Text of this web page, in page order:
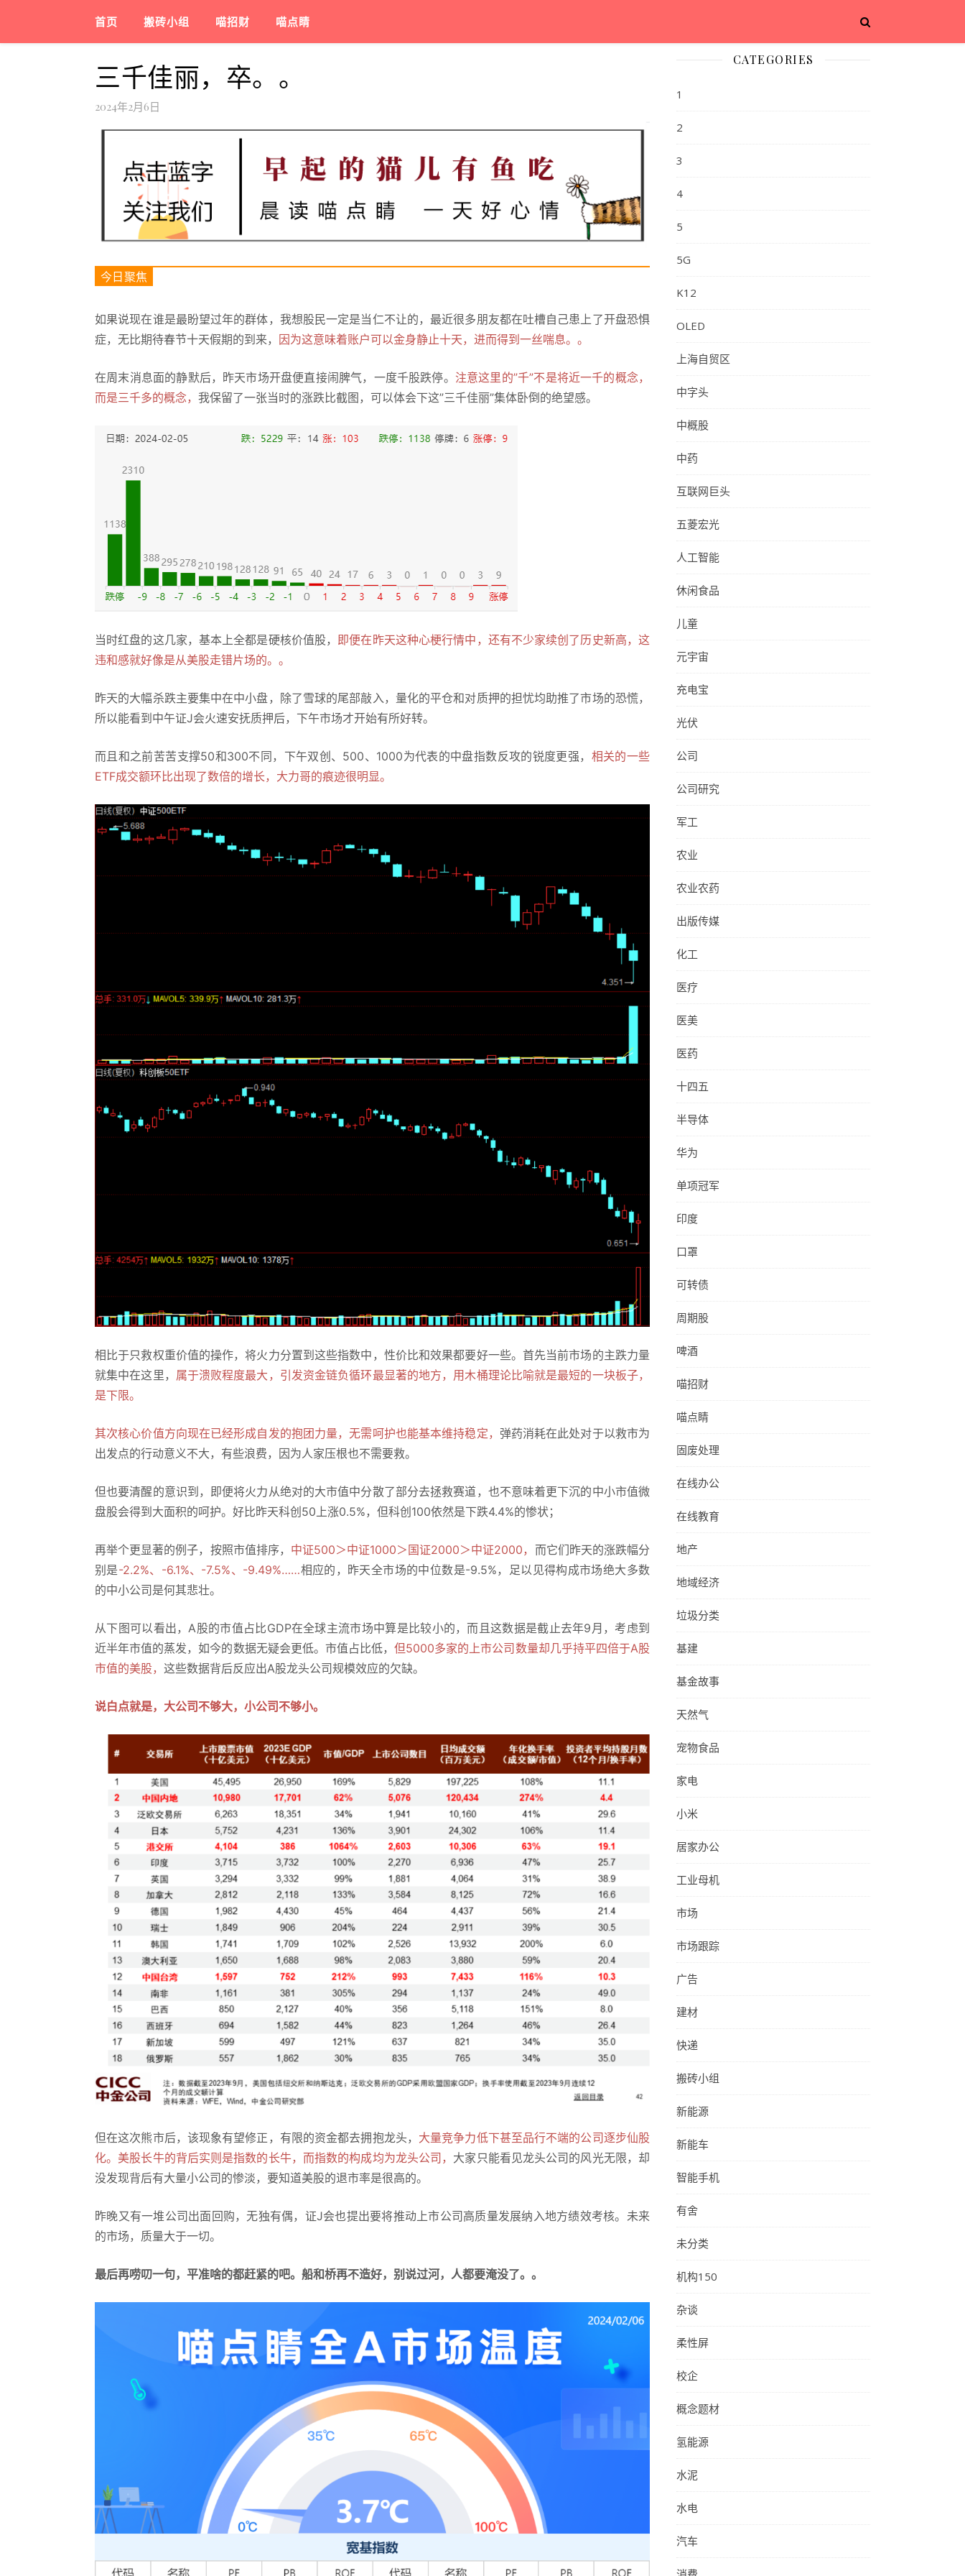
首页 搬砖小组 喵招财 喵点睛
三千佳丽，卒。。
2024年2月6日
今日聚焦
如果说现在谁是最盼望过年的群体，我想股民一定是当仁不让的，最近很多朋友都在吐槽自己患上了开盘恐惧
症，无比期待春节十天假期的到来， 因为这意味着账户可以金身静止十天，进而得到一丝喘息。。
在周末消息面的静默后，昨天市场开盘便直接闹脾气，一度千股跌停。 注意这里的”千”不是将近一千的概念，
而是三千多的概念， 我保留了一张当时的涨跌比截图，可以体会下这”三千佳丽”集体卧倒的绝望感。
当时红盘的这几家，基本上全都是硬核价值股， 即便在昨天这种心梗行情中，还有不少家续创了历史新高，这
违和感就好像是从美股走错片场的。。
昨天的大幅杀跌主要集中在中小盘，除了雪球的尾部敲入，量化的平仓和对质押的担忧均助推了市场的恐慌，
所以能看到中午证J会火速安抚质押后，下午市场才开始有所好转。
而且和之前苦苦支撑50和300不同，下午双创、500、1000为代表的中盘指数反攻的锐度更强， 相关的一些
ETF成交额环比出现了数倍的增长，大力哥的痕迹很明显。
相比于只救权重价值的操作，将火力分置到这些指数中，性价比和效果都要好一些。首先当前市场的主跌力量
就集中在这里， 属于溃败程度最大，引发资金链负循环最显著的地方，用木桶理论比喻就是最短的一块板子，
是下限。
其次核心价值方向现在已经形成自发的抱团力量，无需呵护也能基本维持稳定， 弹药消耗在此处对于以救市为
出发点的行动意义不大，有些浪费，因为人家压根也不需要救。
但也要清醒的意识到，即便将火力从绝对的大市值中分散了部分去拯救赛道，也不意味着更下沉的中小市值微
盘股会得到大面积的呵护。好比昨天科创50上涨0.5%，但科创100依然是下跌4.4%的惨状；
再举个更显著的例子，按照市值排序， 中证500＞中证1000＞国证2000＞中证2000， 而它们昨天的涨跌幅分
别是-2.2%、-6.1%、-7.5%、-9.49%……相应的，昨天全市场的中位数是-9.5%，足以见得构成市场绝大多数
的中小公司是何其悲壮。
从下图可以看出，A股的市值占比GDP在全球主流市场中算是比较小的，而且这数据是截止去年9月，考虑到
近半年市值的蒸发，如今的数据无疑会更低。市值占比低，但5000多家的上市公司数量却几乎持平四倍于A股
市值的美股， 这些数据背后反应出A股龙头公司规模效应的欠缺。
说白点就是，大公司不够大，小公司不够小。
但在这次熊市后，该现象有望修正，有限的资金都去拥抱龙头， 大量竞争力低下甚至品行不端的公司逐步仙股
化。美股长牛的背后实则是指数的长牛，而指数的构成均为龙头公司， 大家只能看见龙头公司的风光无限，却
没发现背后有大量小公司的惨淡，要知道美股的退市率是很高的。
昨晚又有一堆公司出面回购，无独有偶，证J会也提出要将推动上市公司高质量发展纳入地方绩效考核。未来
的市场，质量大于一切。
最后再唠叨一句，平准啥的都赶紧的吧。船和桥再不造好，别说过河，人都要淹没了。。
CATEGORIES
1
2
3
4
5
5G
K12
OLED
上海自贸区
中字头
中概股
中药
互联网巨头
五菱宏光
人工智能
休闲食品
儿童
元宇宙
充电宝
光伏
公司
公司研究
军工
农业
农业农药
出版传媒
化工
医疗
医美
医药
十四五
半导体
华为
单项冠军
印度
口罩
可转债
周期股
啤酒
喵招财
喵点睛
固废处理
在线办公
在线教育
地产
地域经济
垃圾分类
基建
基金故事
天然气
宠物食品
家电
小米
居家办公
工业母机
市场
市场跟踪
广告
建材
快递
搬砖小组
新能源
新能车
智能手机
有舍
未分类
机构150
杂谈
柔性屏
校企
概念题材
氢能源
水泥
水电
汽车